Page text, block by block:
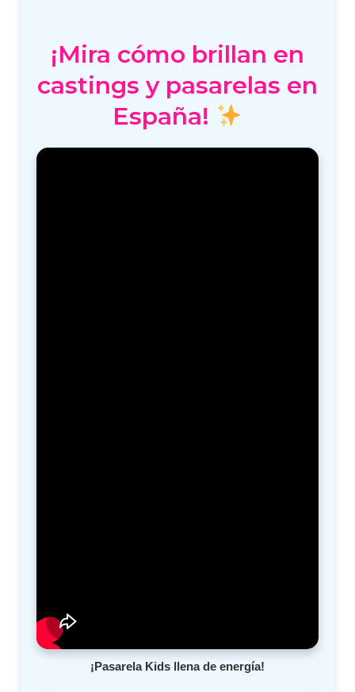
¡Mira cómo brillan en
castings y pasarelas en
España!
¡Pasarela Kids llena de energía!